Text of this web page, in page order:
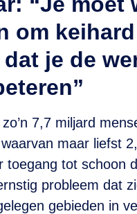
om
je de
7,7 miljard
maar liefst
toegang tot schoon
probleem dat
gebieden in